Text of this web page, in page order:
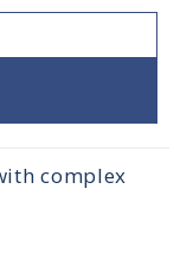
complex